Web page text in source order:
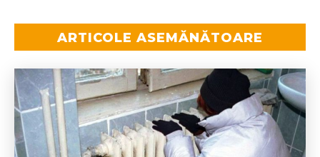
ARTICOLE ASEMĂNĂTOARE